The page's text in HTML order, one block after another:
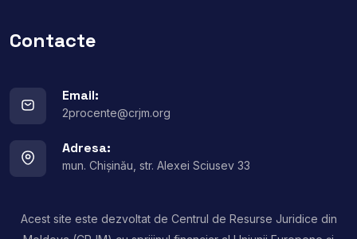
Contacte
Email:
2procente@crjm.org
Adresa:
mun. Chișinău, str. Alexei Sciusev 33
Acest site este dezvoltat de Centrul de Resurse Juridice din